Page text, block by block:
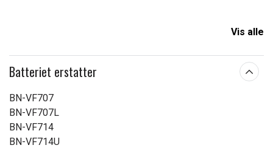
Vis alle
Batteriet erstatter
BN-VF707
BN-VF707L
BN-VF714
BN-VF714U